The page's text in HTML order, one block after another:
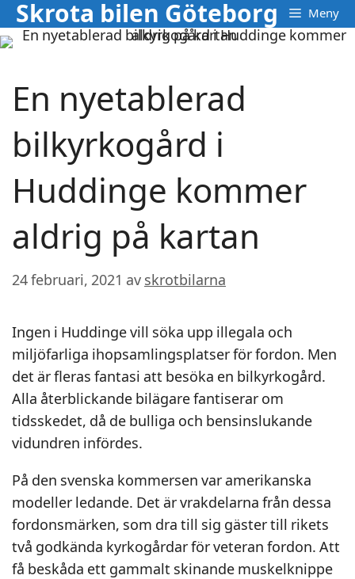
Hoppa
till
Skrota bilen Göteborg Meny
En nyetablerad
bilkyrkogård i
Huddinge kommer
aldrig på kartan
24 februari, 2021 av skrotbilarna
Ingen i Huddinge vill söka upp illegala och
miljöfarliga ihopsamlingsplatser för fordon. Men
det är fleras fantasi att besöka en bilkyrkogård.
Alla återblickande bilägare fantiserar om
tidsskedet, då de bulliga och bensinslukande
vidundren infördes.
På den svenska kommersen var amerikanska
modeller ledande. Det är vrakdelarna från dessa
fordonsmärken, som dra till sig gäster till rikets
två godkända kyrkogårdar för veteran fordon. Att
få beskåda ett gammalt skinande muskelknippe